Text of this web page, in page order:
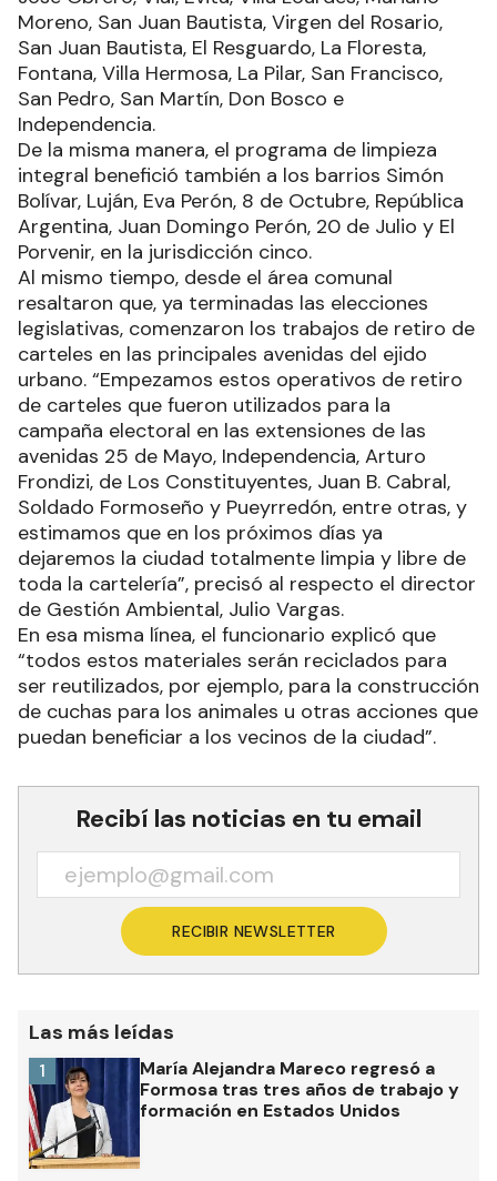
Moreno, San Juan Bautista, Virgen del Rosario,
San Juan Bautista, El Resguardo, La Floresta,
Fontana, Villa Hermosa, La Pilar, San Francisco,
San Pedro, San Martín, Don Bosco e
Independencia.
De la misma manera, el programa de limpieza
integral benefició también a los barrios Simón
Bolívar, Luján, Eva Perón, 8 de Octubre, República
Argentina, Juan Domingo Perón, 20 de Julio y El
Porvenir, en la jurisdicción cinco.
Al mismo tiempo, desde el área comunal
resaltaron que, ya terminadas las elecciones
legislativas, comenzaron los trabajos de retiro de
carteles en las principales avenidas del ejido
urbano. “Empezamos estos operativos de retiro
de carteles que fueron utilizados para la
campaña electoral en las extensiones de las
avenidas 25 de Mayo, Independencia, Arturo
Frondizi, de Los Constituyentes, Juan B. Cabral,
Soldado Formoseño y Pueyrredón, entre otras, y
estimamos que en los próximos días ya
dejaremos la ciudad totalmente limpia y libre de
toda la cartelería”, precisó al respecto el director
de Gestión Ambiental, Julio Vargas.
En esa misma línea, el funcionario explicó que
“todos estos materiales serán reciclados para
ser reutilizados, por ejemplo, para la construcción
de cuchas para los animales u otras acciones que
puedan beneficiar a los vecinos de la ciudad”.
Recibí las noticias en tu email
RECIBIR NEWSLETTER
Las más leídas
María Alejandra Mareco regresó a
Formosa tras tres años de trabajo y
formación en Estados Unidos
1